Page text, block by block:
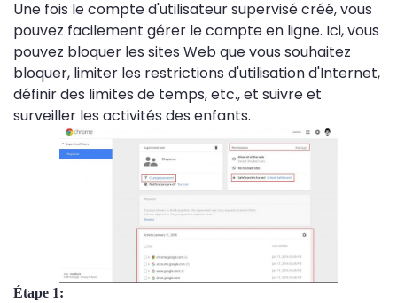
Une fois le compte d'utilisateur supervisé créé, vous
pouvez facilement gérer le compte en ligne. Ici, vous
pouvez bloquer les sites Web que vous souhaitez
bloquer, limiter les restrictions d'utilisation d'Internet,
définir des limites de temps, etc., et suivre et
surveiller les activités des enfants.
Étape 1: